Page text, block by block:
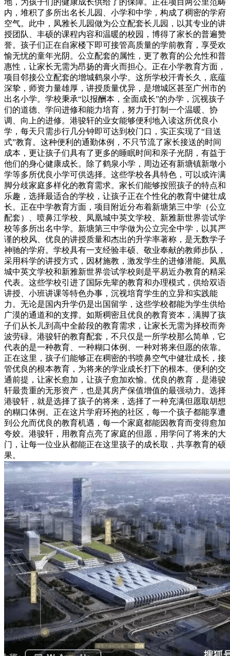
地，为孩子们的健康成长供给了的保障。正在项目两公里范畴
内，堆积了多所出名长儿园、小学和中学，构成了稠密的学府
空气。此中，凤雅长儿园做为公立配套长儿园，以其专业的讲
授团队、丰硕的课程内容和温暖的校园，博得了家长的普遍赞
誉。孩子们正在自家楼下即可接管高质量的学前教育，享受欢
愉无忧的童年光阴。公立配套的属性，更了教育的公允性和普
惠性，让家长无需为昂扬的膏火而担心。正在小学教育方面，
项目邻接公立配套的增城鹤泉小学。这所学校汗青长久，底蕴
深挚，师资力量雄厚，讲授质量优异，是增城区甚至广州市的
出名小学。学校秉承“以报酬本，全面成长”的办学，沉视孩子
们的道德、学问进修和能力培育，努力于打制一个温暖、协
调、向上的进修。港骏轩的业女能够便利地入读这所优良小
学，每天只需步行几分钟即可达到校门口，实正实现了“目送
式”教育。这种便利的通勤体例，不只节流了家长接送的时间
成本，更让孩子们具有了更多的睡眠时间和亲子光阴，有益于
他们的身心健康成长。除了鹤泉小学，周边还有新塘镇新墩小
学等多所优良小学可供选择。这些学校各具特色，可以或许满
脚分歧家庭多样化的教育需求。家长们能够按照孩子的特点和
乐趣，选择最适合的学校，让孩子正在个性化的教育中健壮成
长。正在中学教育方面，项目附近分布着新塘第三中学（公立
配套）、喷鼻江学校、凤凰城中英文学校、新雅新世界尝试学
校等多所出名中学。新塘第三中学做为公立完全中学，以其严
谨的校风、优良的讲授质量和杰出的升学率著称，是无数学子
神驰的学府。学校具有一支经验丰硕、敬业奉献的教师步队，
采用科学的讲授方式，因材施教，激发学生的进修潜能。凤凰
城中英文学校和新雅新世界尝试学校则是平易近办教育的精采
代表。这些学校引进了国际先辈的教育和办理模式，供给双语
讲授、小班讲课等特色办事，沉视培育学生的立异和实践能
力。无论是国内升学仍是出国留学，这些学校都能为学生供给
广漠的通道和的支撑。如斯稠密且优良的教育资本，满脚了孩
子们从长儿到高中全龄段的教育需求，让家长无需为择校而奔
波劳碌。港骏轩的教育配套，不只仅是一所学校那么简单，它
代表的是一种教育、一种糊口体例、一种对将来但愿的依靠。
正在这里，孩子们能够正在稠密的书喷鼻空气中健壮成长，接
管优良的根本教育，为将来的学业成长打下的根本。便利的交
通前提，让家长愈加，让孩子愈加欢愉。优良的教育，是港骏
轩最贵重的无形资产，也是其房产保值增值的最强动力。选择
港骏轩，就是选择了孩子的将来，选择了一种充满但愿取胡想
的糊口体例。正在这片学府环抱的社区，每一个孩子都能享遭
到公允而优良的教育机遇，每一个家庭都能因教育而变得愈加
夸姣。港骏轩，用教育点亮了家庭的但愿，用学问了将来的大
门，让每一位业从都能正在这里孩子的成长取，共享教育的硕
果。